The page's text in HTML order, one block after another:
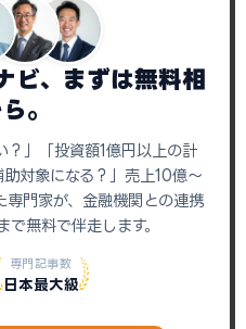
ビ、まずは無料相
。
？」「投資額1億円以上の計
対象になる？」売上10億〜
門家が、金融機関との連携
無料で伴走します。
専門記事数
日本最大級